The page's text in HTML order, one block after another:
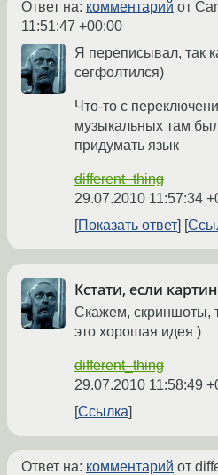
Ответ на: комментарий от
11:51:47 +00:00
Я переписывал, так
сегфолтился)
Что-то с
музыкальных там
придумать язык
different_thing
29.07.2010 11:57:34
Показать ответ
Кстати, если
Скажем, скриншоты,
это хорошая идея )
different_thing
29.07.2010 11:58:49
Ссылка
Ответ на: комментарий от